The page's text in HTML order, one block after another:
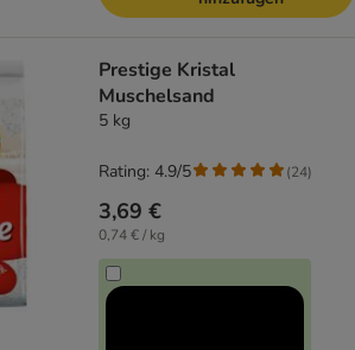
Prestige Kristal
Muschelsand
5 kg
3,69 €
0,74 € / kg
Rating: 4.9/5 (24)